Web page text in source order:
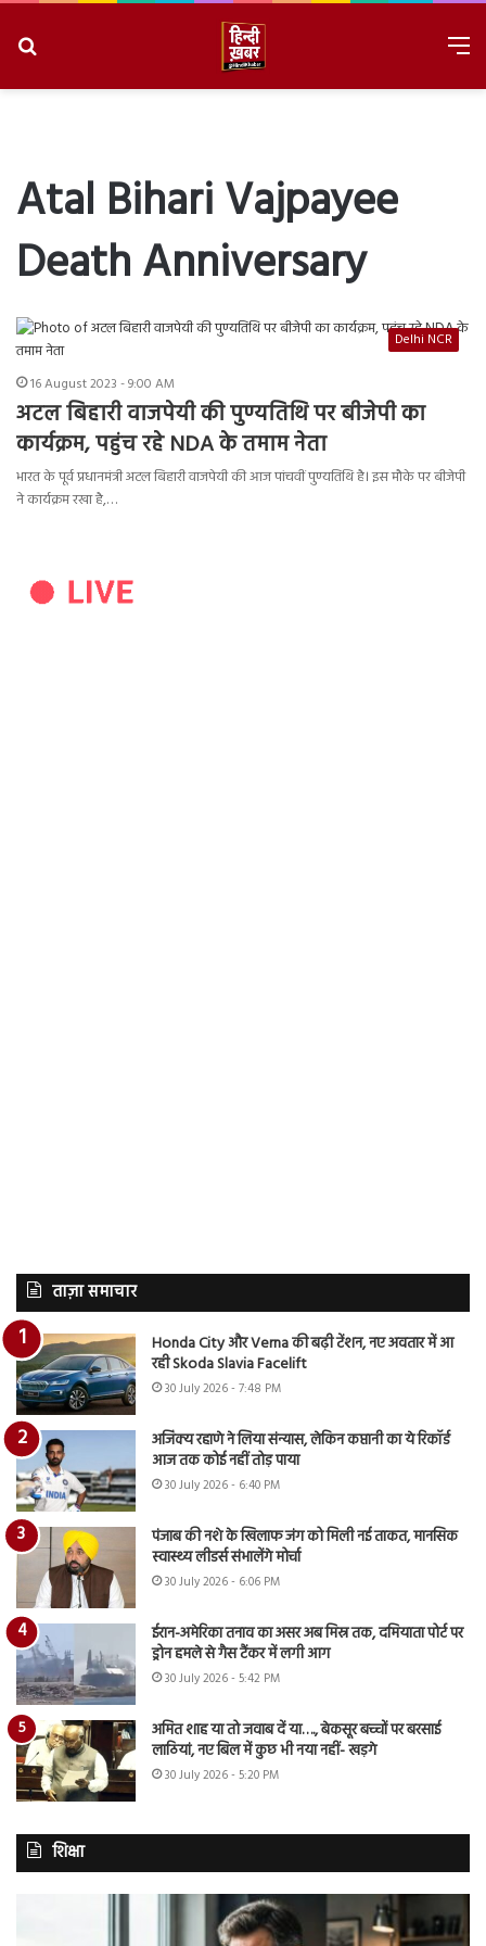
Atal Bihari Vajpayee
Death Anniversary
Delhi NCR
16 August 2023 - 9:00 AM
अटल बिहारी वाजपेयी की पुण्यतिथि पर बीजेपी का
कार्यक्रम, पहुंच रहे NDA के तमाम नेता
भारत के पूर्व प्रधानमंत्री अटल बिहारी वाजपेयी की आज पांचवीं पुण्यतिथि है। इस मौके पर बीजेपी
ने कार्यक्रम रखा है,…
ताज़ा समाचार
Honda City और Verna की बढ़ी टेंशन, नए अवतार में आ
रही Skoda Slavia Facelift
30 July 2026 - 7:48 PM
अजिंक्य रहाणे ने लिया संन्यास, लेकिन कप्तानी का ये रिकॉर्ड
आज तक कोई नहीं तोड़ पाया
30 July 2026 - 6:40 PM
पंजाब की नशे के खिलाफ जंग को मिली नई ताकत, मानसिक
स्वास्थ्य लीडर्स संभालेंगे मोर्चा
30 July 2026 - 6:06 PM
ईरान-अमेरिका तनाव का असर अब मिस्र तक, दमियाता पोर्ट पर
ड्रोन हमले से गैस टैंकर में लगी आग
30 July 2026 - 5:42 PM
अमित शाह या तो जवाब दें या…., बेकसूर बच्चों पर बरसाई
लाठियां, नए बिल में कुछ भी नया नहीं- खड़गे
30 July 2026 - 5:20 PM
शिक्षा